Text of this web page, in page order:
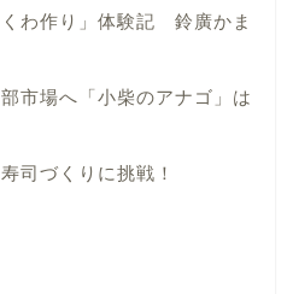
わ作り」体験記 鈴廣かま
市場へ「小柴のアナゴ」は
司づくりに挑戦！